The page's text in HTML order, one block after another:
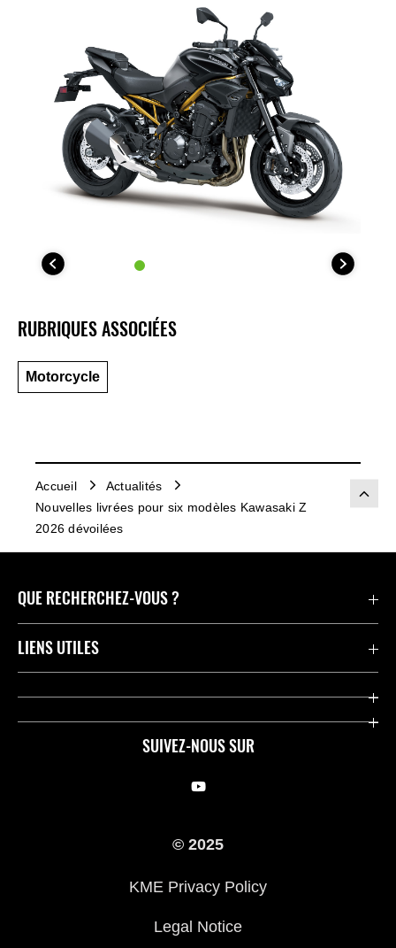
RUBRIQUES ASSOCIÉES
Motorcycle
Accueil
Actualités
Nouvelles livrées pour six modèles Kawasaki Z
2026 dévoilées
SUIVEZ-NOUS SUR
QUE RECHERCHEZ-VOUS ?
Motos
Compétition
LIENS UTILES
Press
© 2025
KME Privacy Policy
Legal Notice